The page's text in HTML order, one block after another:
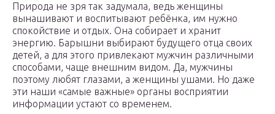
Природа не зря так задумала, ведь женщины
вынашивают и воспитывают ребёнка, им нужно
спокойствие и отдых. Она собирает и хранит
энергию. Барышни выбирают будущего отца своих
детей, а для этого привлекают мужчин различными
способами, чаще внешним видом. Да, мужчины
поэтому любят глазами, а женщины ушами. Но даже
эти наши «самые важные» органы восприятии
информации устают со временем.